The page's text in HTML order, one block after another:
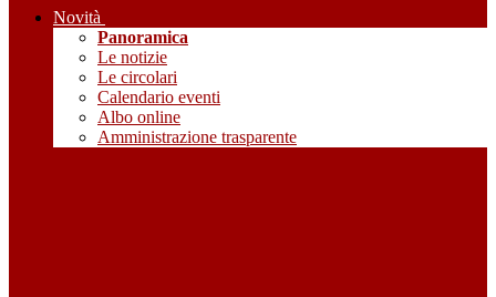
Novità
Panoramica
Le notizie
Le circolari
Calendario eventi
Albo online
Amministrazione trasparente